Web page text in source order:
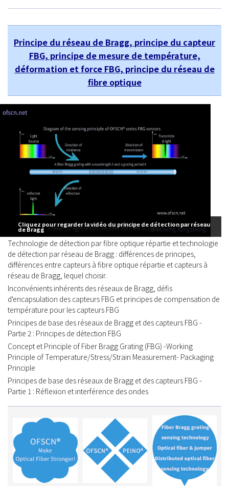
Principe du réseau de Bragg, principe du capteur
FBG, principe de mesure de température,
déformation et force FBG, principe du réseau de
fibre optique
Cliquez pour regarder la vidéo du principe de détection par réseau
de Bragg
Technologie de détection par fibre optique répartie et technologie
de détection par réseau de Bragg : différences de principes,
différences entre capteurs à fibre optique répartie et capteurs à
réseau de Bragg, lequel choisir.
Inconvénients inhérents des réseaux de Bragg, défis
d'encapsulation des capteurs FBG et principes de compensation de
température pour les capteurs FBG
Principes de base des réseaux de Bragg et des capteurs FBG -
Partie 2 : Principes de détection FBG
Concept et Principle of Fiber Bragg Grating (FBG) -Working
Principle of Temperature/Stress/Strain Measurement- Packaging
Principle
Principes de base des réseaux de Bragg et des capteurs FBG -
Partie 1 : Réflexion et interférence des ondes